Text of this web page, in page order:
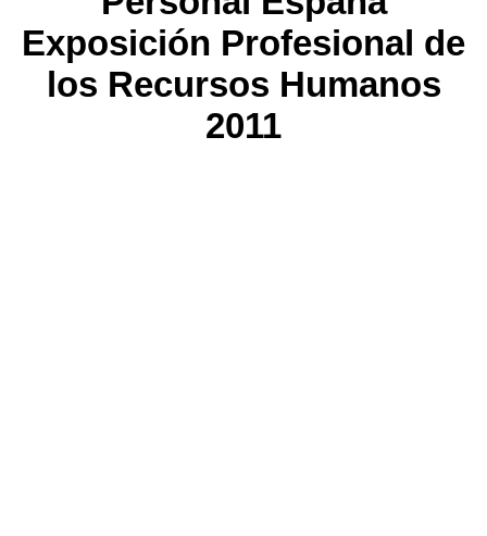
Exposición Profesional de
los Recursos Humanos
2011